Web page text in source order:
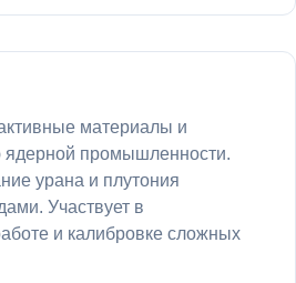
материалы и
ядерной промышленности.
урана и плутония
Участвует в
и калибровке сложных